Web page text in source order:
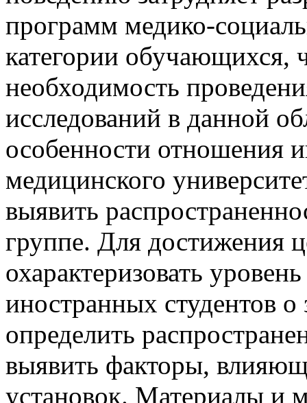
программ медико-
категории обучающихся,
необходимость
исследований в данной
особенности отношения
медицинского
выявить
группе. Для достижения
охарактеризовать
иностранных студентов
определить
выявить факторы,
установок. Материалы и